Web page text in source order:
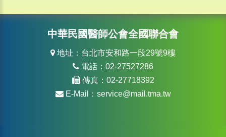
中華民國醫師公會全國聯合會
地址：台北市安和路一段29號9樓
電話：02-27527286
傳真：02-27718392
E-Mail： service@mail.tma.tw